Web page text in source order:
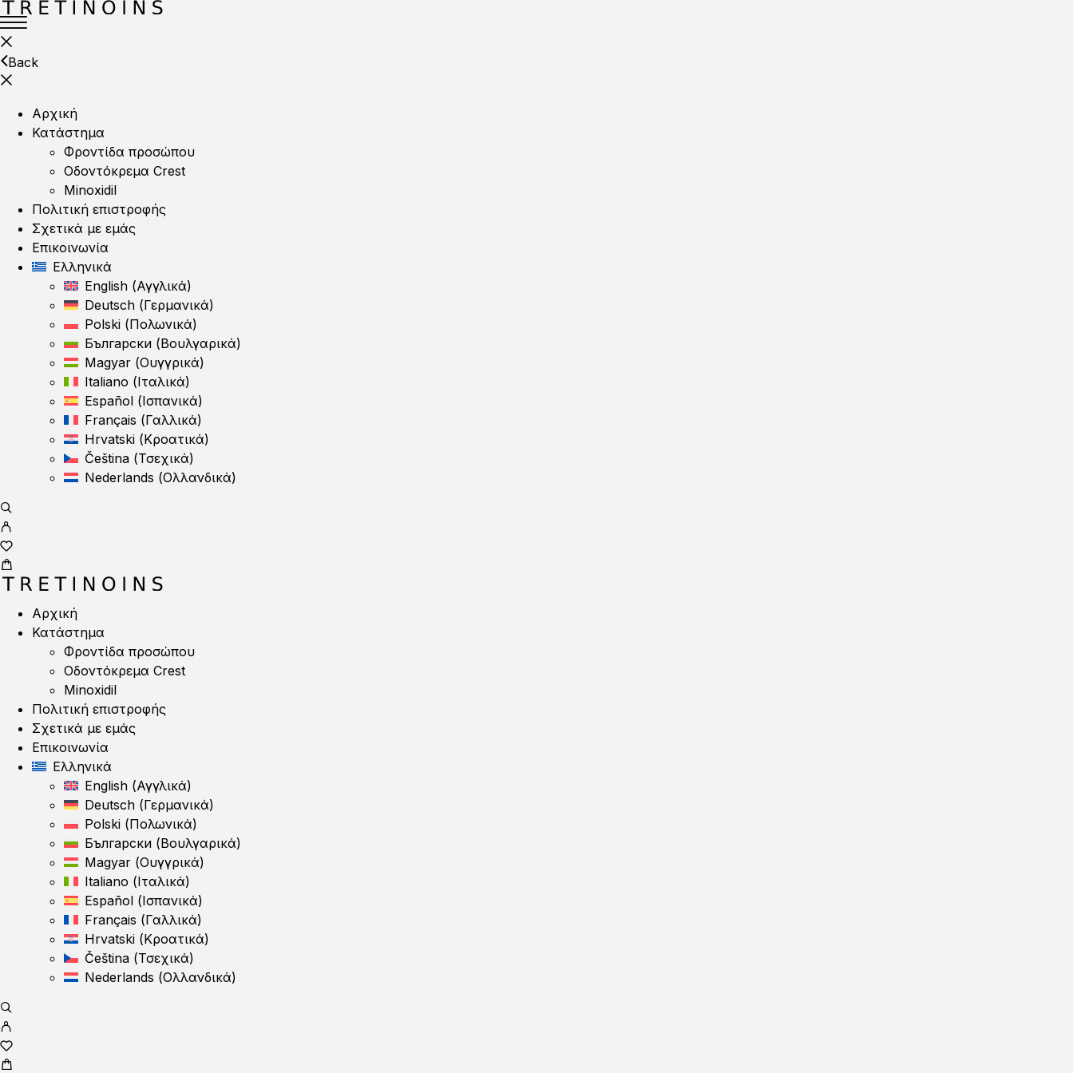
Back
Αρχική
Κατάστημα
Φροντίδα προσώπου
Οδοντόκρεμα Crest
Minoxidil
Πολιτική επιστροφής
Σχετικά με εμάς
Επικοινωνία
Ελληνικά
English (Αγγλικά)
Deutsch (Γερμανικά)
Polski (Πολωνικά)
Български (Βουλγαρικά)
Magyar (Ουγγρικά)
Italiano (Ιταλικά)
Español (Ισπανικά)
Français (Γαλλικά)
Hrvatski (Κροατικά)
Čeština (Τσεχικά)
Nederlands (Ολλανδικά)
Αρχική
Κατάστημα
Φροντίδα προσώπου
Οδοντόκρεμα Crest
Minoxidil
Πολιτική επιστροφής
Σχετικά με εμάς
Επικοινωνία
Ελληνικά
English (Αγγλικά)
Deutsch (Γερμανικά)
Polski (Πολωνικά)
Български (Βουλγαρικά)
Magyar (Ουγγρικά)
Italiano (Ιταλικά)
Español (Ισπανικά)
Français (Γαλλικά)
Hrvatski (Κροατικά)
Čeština (Τσεχικά)
Nederlands (Ολλανδικά)